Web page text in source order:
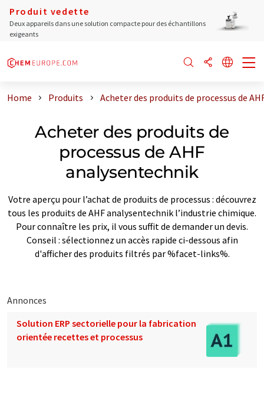
Produit vedette
Deux appareils dans une solution compacte pour des échantillons
exigeants
Home Produits Acheter des produits de processus de
Acheter des produits de
processus de AHF
analysentechnik
Votre aperçu pour l’achat de produits de processus : découvrez
tous les produits de AHF analysentechnik l’industrie chimique.
Pour connaître les prix, il vous suffit de demander un devis.
Conseil : sélectionnez un accès rapide ci-dessous afin
d'afficher des produits filtrés par %facet-links%.
Annonces
Solution ERP sectorielle pour la fabrication
orientée recettes et processus